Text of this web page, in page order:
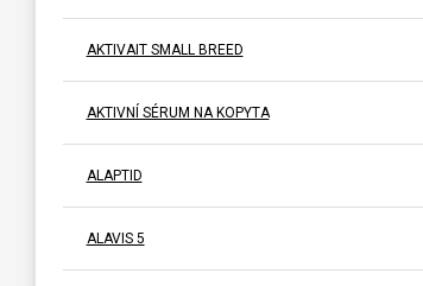
AKTIVAIT SMALL BREED
AKTIVNÍ SÉRUM NA KOPYTA
ALAPTID
ALAVIS 5